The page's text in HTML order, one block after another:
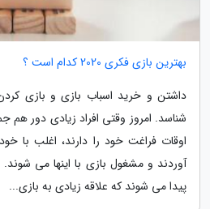
بهترین بازی فکری 2020 کدام است ؟
داشتن و خرید اسباب بازی و بازی
شناسد. امروز وقتی افراد زیادی دور
اوقات فراغت خود را دارند، اغلب با
آوردند و مشغول بازی با اینها می
پیدا می شوند که علاقه زیادی به بازی...